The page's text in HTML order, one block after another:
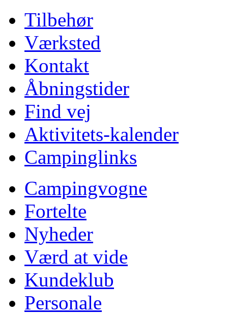
Tilbehør
Værksted
Kontakt
Åbningstider
Find vej
Aktivitets-kalender
Campinglinks
Campingvogne
Fortelte
Nyheder
Værd at vide
Kundeklub
Personale